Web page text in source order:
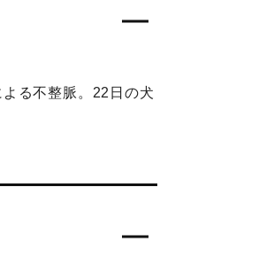
る不整脈。22日の犬